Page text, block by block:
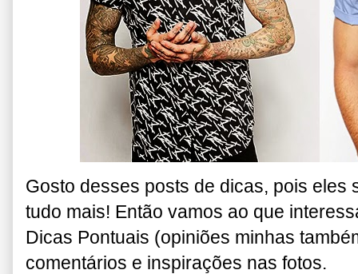
Gosto desses posts de dicas, pois eles
tudo mais! Então vamos ao que
Dicas Pontuais (opiniões minhas
comentários e inspirações nas fotos.